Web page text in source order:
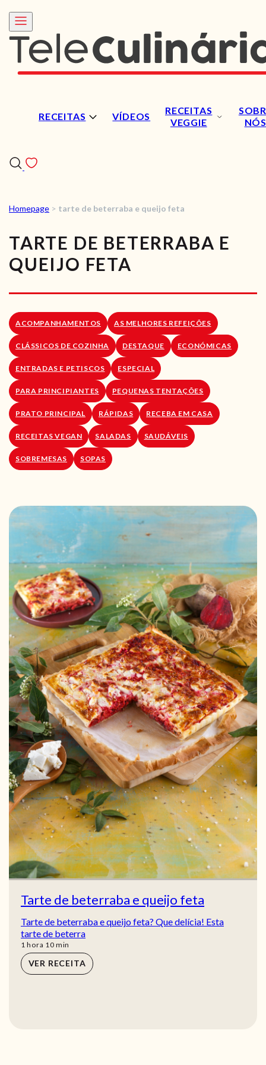
RECEITAS VÍDEOS
RECEITAS
VEGGIE
NÓS
RECEITAS
VÍDEOS
RECEITAS VEGGIE
LOJA ONLINE
BLOG
Homepage > tarte de beterraba e queijo feta
TARTE DE BETERRABA E
QUEIJO FETA
ACOMPANHAMENTOS AS MELHORES REFEIÇÕES
CLÁSSICOS DE COZINHA DESTAQUE ECONÓMICAS
ENTRADAS E PETISCOS ESPECIAL
PARA PRINCIPIANTES PEQUENAS TENTAÇÕES
PRATO PRINCIPAL RÁPIDAS RECEBA EM CASA
RECEITAS VEGAN SALADAS SAUDÁVEIS
SOBREMESAS SOPAS
Tarte de beterraba e queijo feta
Tarte de beterraba e queijo feta? Que delícia! Esta
tarte de beterra
1 hora
hora 10min
min
VER RECEITA